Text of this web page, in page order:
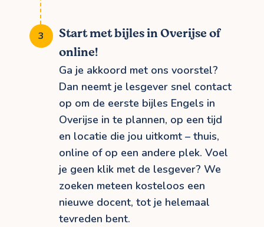
Start met bijles in Overijse of
online!
Ga je akkoord met ons voorstel?
Dan neemt je lesgever snel contact
op om de eerste bijles Engels in
Overijse in te plannen, op een tijd
en locatie die jou uitkomt – thuis,
online of op een andere plek. Voel
je geen klik met de lesgever? We
zoeken meteen kosteloos een
nieuwe docent, tot je helemaal
tevreden bent.